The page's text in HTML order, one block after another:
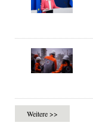
Weitere >>